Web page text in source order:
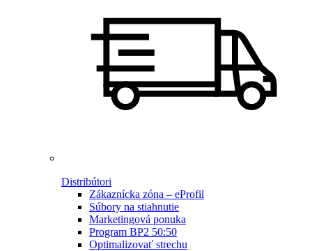
Distribútori
Zákaznícka zóna – eProfil
Súbory na stiahnutie
Marketingová ponuka
Program BP2 50:50
Optimalizovať strechu